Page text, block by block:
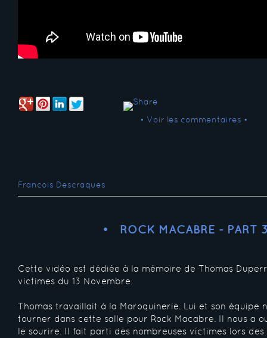
• Voir les commentaires •
Francois Descraques
ROCK MACABRE - PART
Cette vidéo est dédiée à la mémoire de Thomas
victimes du 13 Novembre.
Thomas travaillait à la Maroquinerie. Lui et son équipe
tourner dans cette salle pour Rock Macabre. Il nous a
le sourire. Il fait parti des nombreuses victimes lors des